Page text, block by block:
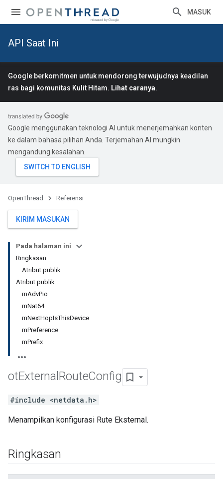
MASUK
API Saat Ini
Google berkomitmen untuk mendorong terwujudnya keadilan
ras bagi komunitas Kulit Hitam. Lihat caranya.
Google menggunakan teknologi AI untuk menerjemahkan konten
ke dalam bahasa pilihan Anda. Terjemahan AI mungkin
mengandung kesalahan.
OpenThread Referensi
KIRIM MASUKAN
Pada halaman ini
Ringkasan
Atribut publik
Atribut publik
mAdvPio
mNat64
mNextHopIsThisDevice
mPreference
mPrefix
otExternal RouteConfig
#include <netdata.h>
Menampilkan konfigurasi Rute Eksternal.
Ringkasan